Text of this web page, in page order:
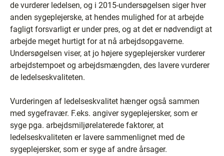
de vurderer ledelsen, og i 2015-undersøgelsen siger hver
anden sygeplejerske, at hendes mulighed for at arbejde
fagligt forsvarligt er under pres, og at det er nødvendigt at
arbejde meget hurtigt for at nå arbejdsopgaverne.
Undersøgelsen viser, at jo højere sygeplejersker vurderer
arbejdstempoet og arbejdsmængden, des lavere vurderer
de ledelseskvaliteten.
Vurderingen af ledelseskvalitet hænger også sammen
med sygefravær. F.eks. angiver sygeplejersker, som er
syge pga. arbejdsmiljørelaterede faktorer, at
ledelseskvaliteten er lavere sammenlignet med de
sygeplejersker, som er syge af andre årsager.